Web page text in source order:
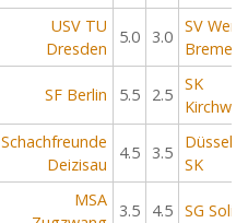
USV TU
Dresden
5.0 3.0
SV
Bremen
SF Berlin 5.5 2.5
SK
Schachfreunde
Deizisau
4.5 3.5
SK
MSA
3.5 4.5 SG